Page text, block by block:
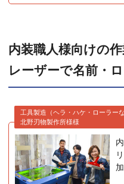
内装職人様向けの
レーザーで名前・
工具製造（ヘラ・ハケ・ローラー
北野刃物製作所様様